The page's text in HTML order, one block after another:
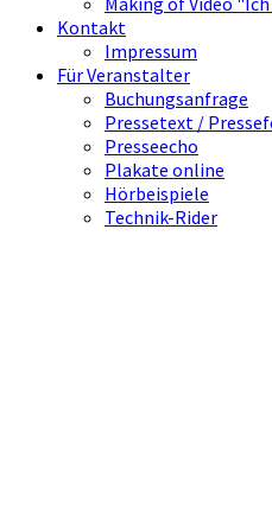
Kontakt
Impressum
Für Veranstalter
Buchungsanfrage
Pressetext /
Presseecho
Plakate online
Hörbeispiele
Technik-Rider